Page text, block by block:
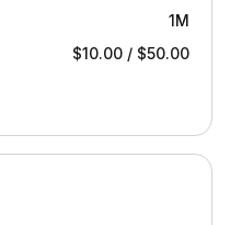
1M
$10.00 / $50.00